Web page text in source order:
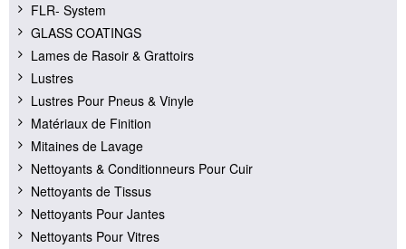
FLR- System
GLASS COATINGS
Lames de Rasoir & Grattoirs
Lustres
Lustres Pour Pneus & Vinyle
Matériaux de Finition
Mitaines de Lavage
Nettoyants & Conditionneurs Pour Cuir
Nettoyants de Tissus
Nettoyants Pour Jantes
Nettoyants Pour Vitres